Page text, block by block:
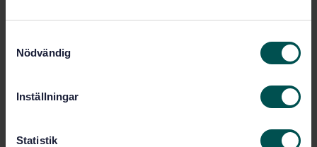
Nödvändig
Inställningar
Statistik
Produktinformation
Språk:
Internationell titel:
products — Determination of moisture
712-1:2024, IDT)